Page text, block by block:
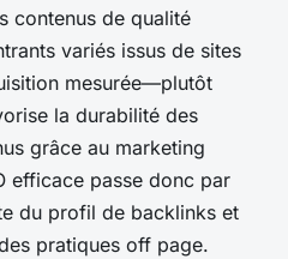
contenus de qualité
variés issus de sites
mesurée—plutôt
la durabilité des
grâce au marketing
efficace passe donc par
du profil de backlinks et
pratiques off page.